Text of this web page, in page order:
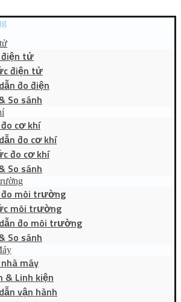
tử
điện tử
đo điện
So sánh
cơ khí
đo cơ khí
đo cơ khí
So sánh
môi trường
môi trường
đo môi trường
So sánh
máy
& Linh kiện
vận hành